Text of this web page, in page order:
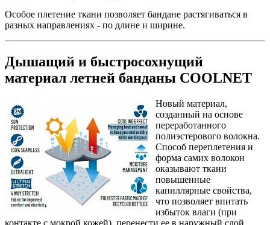
Особое плетение ткани позволяет бандане растягиваться в
разных направлениях - по длине и ширине.
Дышащий и быстросохнущий
материал летней банданы COOLNET
Новый материал,
созданный на основе
переработанного
полиэстерового волокна.
Способ переплетения и
форма самих волокон
оказывают ткани
повышенные
капиллярные свойства,
что позволяет впитать
избыток влаги (при
контакте с мокрой кожей), перенести ее в наружный слой